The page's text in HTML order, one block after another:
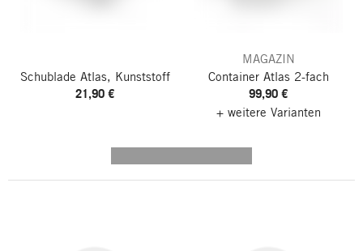
Schublade Atlas, Kunststoff
21,90 €
MAGAZIN
Container Atlas2-fach
99,90 €
+ weitere Varianten